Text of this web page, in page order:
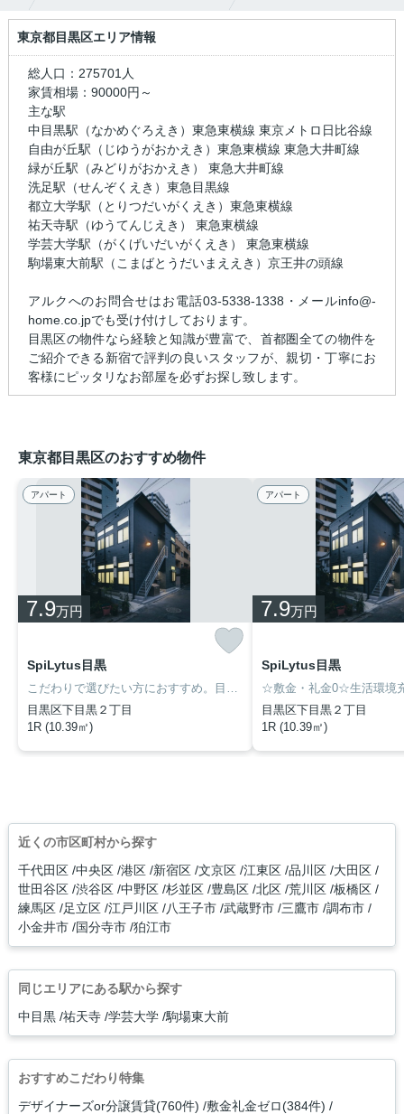
東京都目黒区エリア情報
総人口：275701人
家賃相場：90000円～
主な駅
中目黒駅（なかめぐろえき）東急東横線 東京メトロ日比谷線
自由が丘駅（じゆうがおかえき）東急東横線 東急大井町線
緑が丘駅（みどりがおかえき） 東急大井町線
洗足駅（せんぞくえき）東急目黒線
都立大学駅（とりつだいがくえき）東急東横線
祐天寺駅（ゆうてんじえき） 東急東横線
学芸大学駅（がくげいだいがくえき） 東急東横線
駒場東大前駅（こまばとうだいまええき）京王井の頭線
アルクへのお問合せはお電話03-5338-1338・メールinfo@-
home.co.jpでも受け付けしております。
目黒区の物件なら経験と知識が豊富で、首都圏全ての物件を
ご紹介できる新宿で評判の良いスタッフが、親切・丁寧にお
客様にピッタリなお部屋を必ずお探し致します。
東京都目黒区のおすすめ物件
アパート
7.9万円
SpiLytus目黒
目黒区下目黒２丁目
1R (10.39㎡)
アパート
7.9万円
SpiLytus目黒
目黒区下目黒２丁目
1R (10.39㎡)
近くの市区町村から探す
千代田区 中央区 港区 新宿区 文京区 江東区 品川区 大田区
世田谷区 渋谷区 中野区 杉並区 豊島区 北区 荒川区 板橋区
練馬区 足立区 江戸川区 八王子市 武蔵野市 三鷹市 調布市
小金井市 国分寺市 狛江市
同じエリアにある駅から探す
中目黒 祐天寺 学芸大学 駒場東大前
おすすめこだわり特集
デザイナーズor分譲賃貸(760件) 敷金礼金ゼロ(384件)